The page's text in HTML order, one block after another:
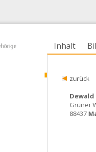
Inhalt
zurück
Grüner
88437